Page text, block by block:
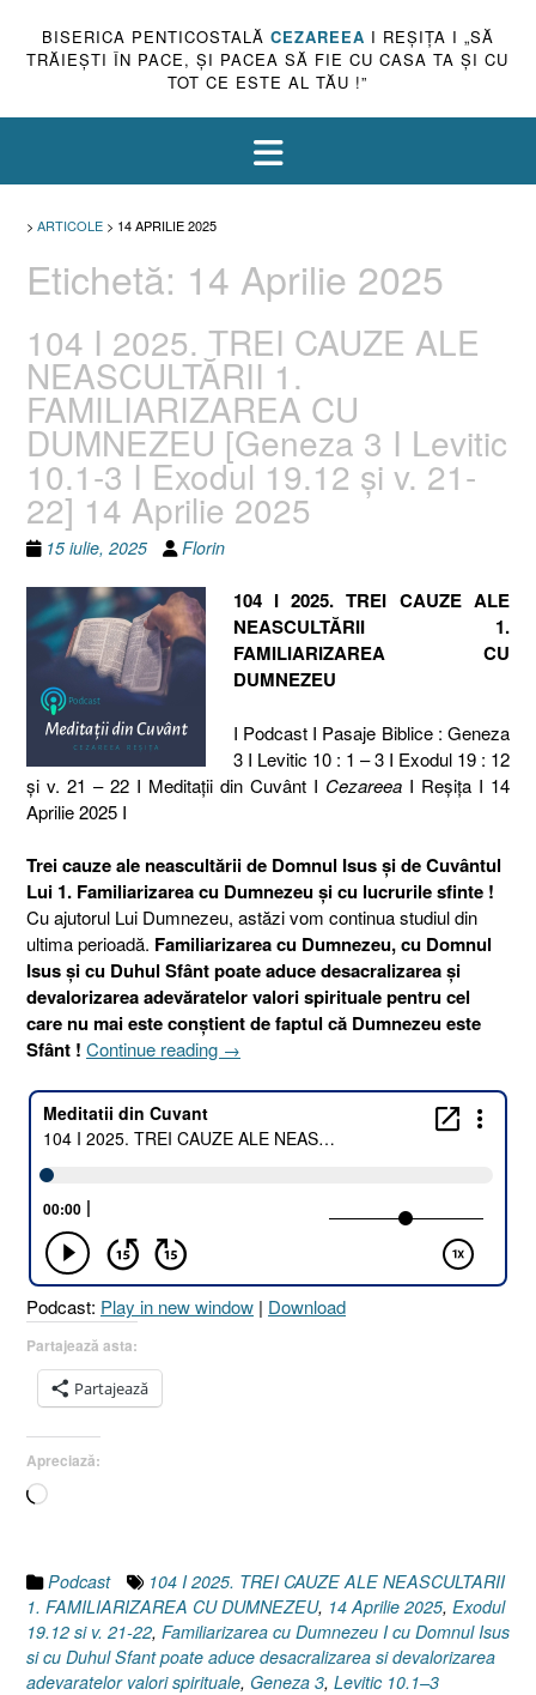
BISERICA PENTICOSTALĂ CEZAREEA I REŞIŢA I „SĂ
TRĂIEŞTI ÎN PACE, ŞI PACEA SĂ FIE CU CASA TA ŞI CU
TOT CE ESTE AL TĂU !”
> ARTICOLE > 14 APRILIE 2025
Etichetă: 14 Aprilie 2025
104 I 2025. TREI CAUZE ALE
NEASCULTĂRII 1.
FAMILIARIZAREA CU
DUMNEZEU [Geneza 3 I Levitic
10.1-3 I Exodul 19.12 și v. 21-
22] 14 Aprilie 2025
15 iulie, 2025 Florin
104 I 2025. TREI CAUZE ALE
NEASCULTĂRII 1.
FAMILIARIZAREA CU
DUMNEZEU
I Podcast I Pasaje Biblice : Geneza
3 I Levitic 10 : 1 – 3 I Exodul 19 : 12
și v. 21 – 22 I Meditaţii din Cuvânt I Cezareea I Reşiţa I 14
Aprilie 2025 I
Trei cauze ale neascultării de Domnul Isus și de Cuvântul
Lui 1. Familiarizarea cu Dumnezeu și cu lucrurile sfinte !
Cu ajutorul Lui Dumnezeu, astăzi vom continua studiul din
ultima perioadă. Familiarizarea cu Dumnezeu, cu Domnul
Isus și cu Duhul Sfânt poate aduce desacralizarea și
devalorizarea adevăratelor valori spirituale pentru cel
care nu mai este conștient de faptul că Dumnezeu este
Sfânt ! Continue reading „104
2025.
TREI
CAUZE
CU
DUMNEZEU
și
v.
21-
22]
14
→
Podcast: Play in new window | Download
Partajează asta:
Partajează
Apreciază:
Încarc...
Podcast
104 I 2025. TREI CAUZE ALE NEASCULTARII
1. FAMILIARIZAREA CU DUMNEZEU, 14 Aprilie 2025, Exodul
19.12 si v. 21-22, Familiarizarea cu Dumnezeu I cu Domnul Isus
si cu Duhul Sfant poate aduce desacralizarea si devalorizarea
adevaratelor valori spirituale, Geneza 3, Levitic 10.1–3